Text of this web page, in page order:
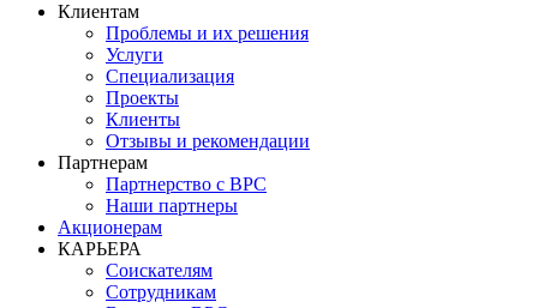
Клиентам
Проблемы и их решения
Услуги
Специализация
Проекты
Клиенты
Отзывы и рекомендации
Партнерам
Партнерство с BPC
Наши партнеры
Акционерам
КАРЬЕРА
Соискателям
Сотрудникам